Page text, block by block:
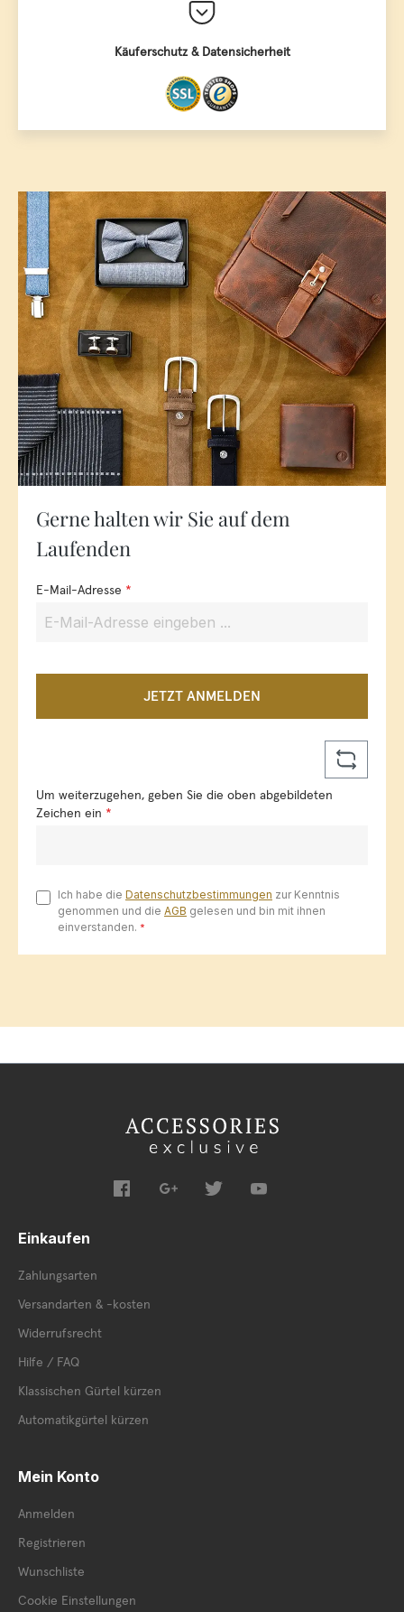
Käuferschutz & Datensicherheit
Gerne halten wir Sie auf dem
Laufenden
E-Mail-Adresse *
JETZT ANMELDEN
Um weiterzugehen, geben Sie die oben abgebildeten
Zeichen ein *
Ich habe die Datenschutzbestimmungen zur Kenntnis
genommen und die AGB gelesen und bin mit ihnen
einverstanden. *
Einkaufen
Zahlungsarten
Versandarten & -kosten
Widerrufsrecht
Hilfe / FAQ
Klassischen Gürtel kürzen
Automatikgürtel kürzen
Mein Konto
Anmelden
Registrieren
Wunschliste
Cookie Einstellungen